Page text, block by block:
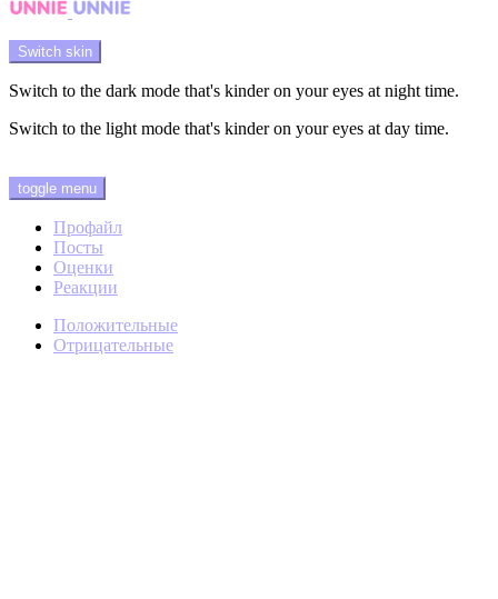
Switch skin
Switch to the dark mode that's kinder on your eyes at night time.
Switch to the light mode that's kinder on your eyes at day time.
toggle menu
Профайл
Посты
Оценки
Реакции
Положительные
Отрицательные